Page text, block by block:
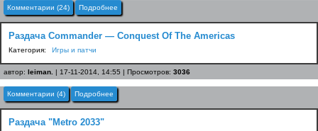
Комментарии (24) Подробнее
Раздача Commander — Conquest Of The Americas
Категория: Игры и патчи
автор: leiman. | 17-11-2014, 14:55 | Просмотров: 3036
Комментарии (4) Подробнее
Раздача "Metro 2033"